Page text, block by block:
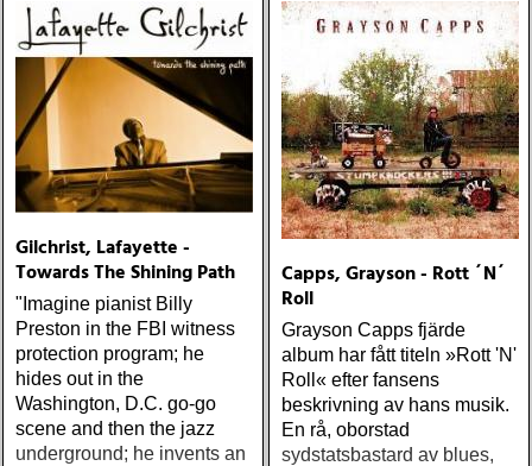
Gilchrist, Lafayette -
Towards The Shining Path
"Imagine pianist Billy
Preston in the FBI witness
protection program; he
hides out in the
Washington, D.C. go-go
scene and then the jazz
underground; he invents an
Capps, Grayson - Rott ´N´
Roll
Grayson Capps fjärde
album har fått titeln »Rott 'N'
Roll« efter fansens
beskrivning av hans musik.
En rå, oborstad
sydstatsbastard av blues,